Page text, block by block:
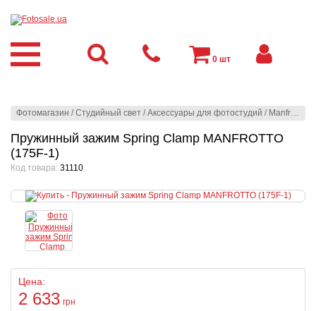
Фотомагазин /Студийный свет /Аксессуары для фотостудий / Manfrotto
Пружинный зажим Spring Clamp MANFROTTO
(175F-1)
Код товара: 31110
Цена:
2 633 грн
0 шт